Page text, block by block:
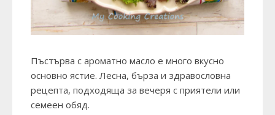
Пъстърва с ароматно масло е много вкусно
основно ястие. Лесна, бърза и здравословна
рецепта, подходяща за вечеря с приятели или
семеен обяд.